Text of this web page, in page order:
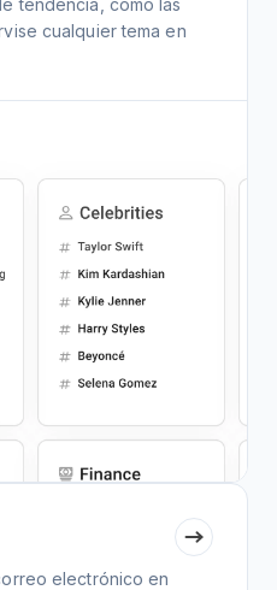
tendencia, como las
cualquier tema en
electrónico en